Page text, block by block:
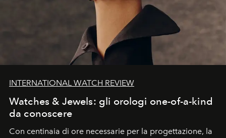
INTERNATIONAL WATCH REVIEW
Watches & Jewels: gli orologi one-of-a-kind
da conoscere
Con centinaia di ore necessarie per la progettazione, la